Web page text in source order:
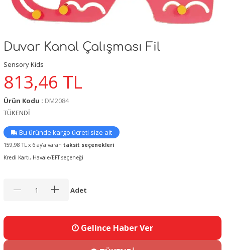
Duvar Kanal Çalışması Fil
Sensory Kids
813,46 TL
Ürün Kodu : DM2084
TÜKENDİ
Bu üründe kargo ücreti size ait
159,98 TL x 6 ay’a varan taksit seçenekleri
Kredi Kartı, Havale/EFT seçeneği
Adet
Gelince Haber Ver